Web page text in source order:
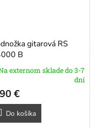
gitarová RS
B
externom sklade do 3-7
dní
€
Do košíka